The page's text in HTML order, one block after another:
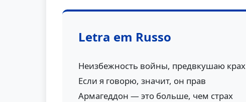
Letra em Russo
Неизбежность войны, предвкушаю крах
Если я говорю, значит, он прав
Армагеддон — это больше, чем страх